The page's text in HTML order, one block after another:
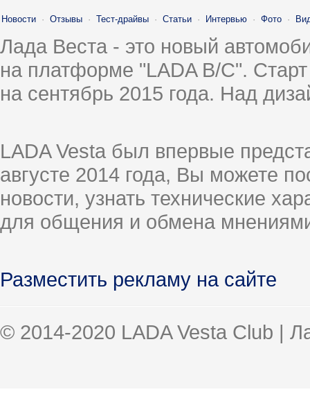
Новости · Отзывы · Тест-драйвы · Статьи · Интервью · Фото ·
Лада Веста - это новый
на платформе "LADA B/C".
на сентябрь 2015 года. Над
LADA Vesta был впервые
августе 2014 года, Вы можете
новости, узнать технические
для общения и обмена
Разместить рекламу на сайте
© 2014-2020 LADA Vesta Club |